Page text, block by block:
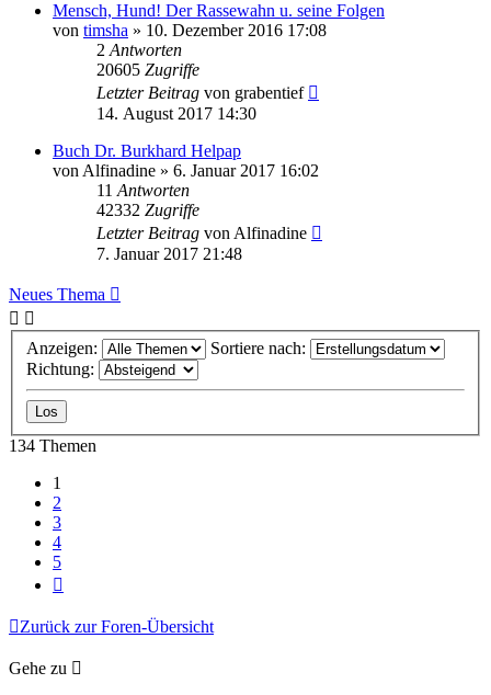
Mensch, Hund! Der Rassewahn u. seine Folgen
von timsha » 10. Dezember 2016 17:08
2 Antworten
20605 Zugriffe
Letzter Beitrag von grabentief
14. August 2017 14:30
Buch Dr. Burkhard Helpap
von Alfinadine » 6. Januar 2017 16:02
11 Antworten
42332 Zugriffe
Letzter Beitrag von Alfinadine
7. Januar 2017 21:48
Neues Thema
Anzeigen:
Sortiere nach:
Richtung:
134 Themen
1
2
3
4
5
Zurück zur Foren-Übersicht
Gehe zu